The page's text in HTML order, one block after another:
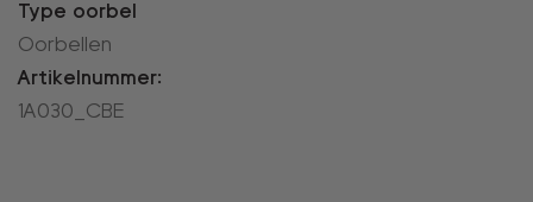
Type oorbel
Oorbellen
Artikelnummer:
1A030_CBE